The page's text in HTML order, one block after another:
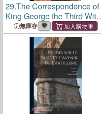
29.The Correspondence of
King George the Third With
Lord North From 1768 to
1783; Volume 1
無庫存